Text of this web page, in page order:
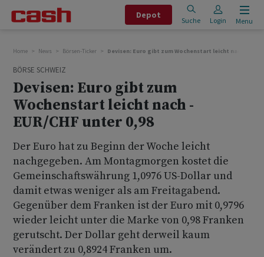
Depot
Suche Login Menu
Home News Börsen-Ticker Devisen: Euro gibt zum Wochenstart leicht nach - EUR/
BÖRSE SCHWEIZ
Devisen: Euro gibt zum
Wochenstart leicht nach -
EUR/CHF unter 0,98
Der Euro hat zu Beginn der Woche leicht
nachgegeben. Am Montagmorgen kostet die
Gemeinschaftswährung 1,0976 US-Dollar und
damit etwas weniger als am Freitagabend.
Gegenüber dem Franken ist der Euro mit 0,9796
wieder leicht unter die Marke von 0,98 Franken
gerutscht. Der Dollar geht derweil kaum
verändert zu 0,8924 Franken um.